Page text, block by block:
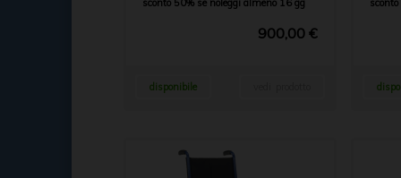
sconto 50% se noleggi almeno 16 gg
900,00 €
disponibile